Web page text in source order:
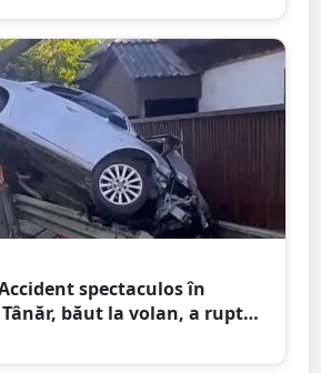
umilească propriii cai
spectaculos în
băut la volan, a rupt
și a ajuns în gard